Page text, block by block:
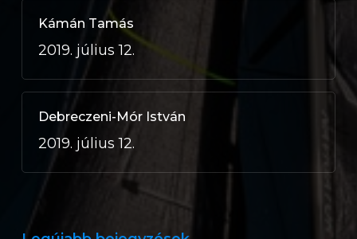
Kámán Tamás
2019. július 12.
Debreczeni-Mór István
2019. július 12.